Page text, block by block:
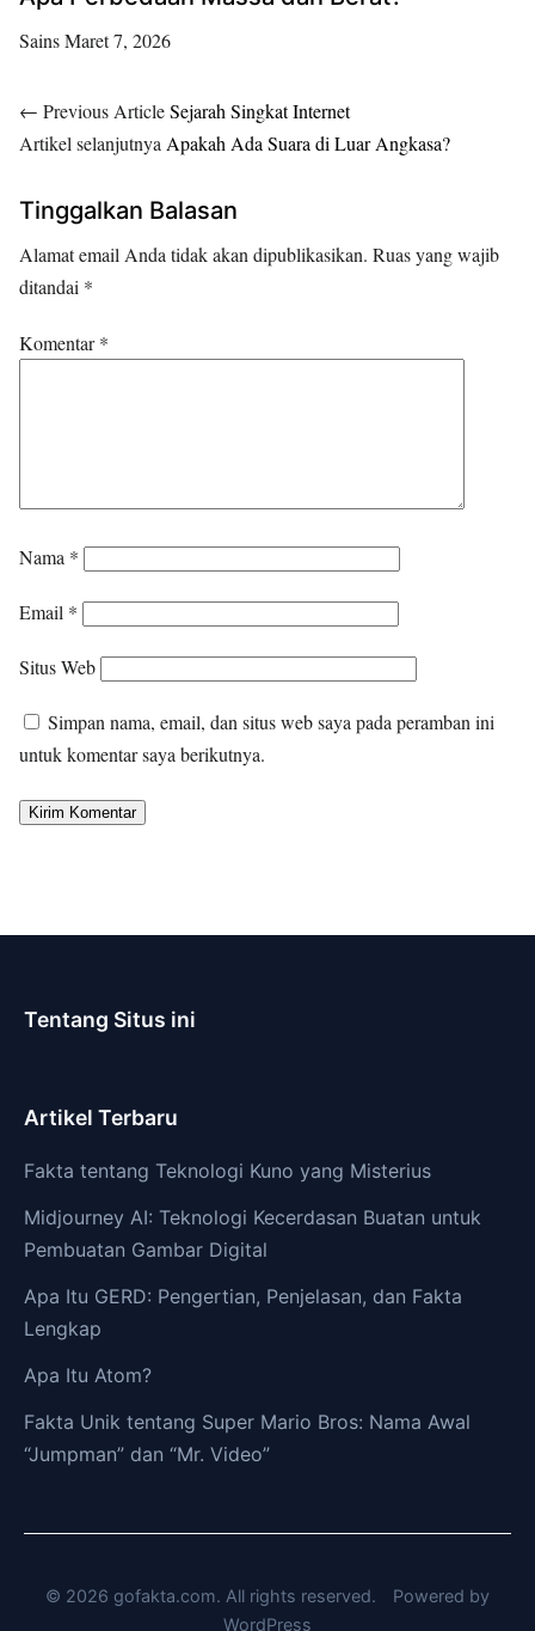
SainsMaret 7, 2026
← Previous ArticleSejarah Singkat Internet
Artikel selanjutnyaApakah Ada Suara di Luar Angkasa?
Tinggalkan Balasan
Alamat email Anda tidak akan dipublikasikan. Ruas yang wajib
ditandai *
Komentar*
Nama *
Email *
Situs Web
Simpan nama, email, dan situs web saya pada peramban ini
untuk komentar saya berikutnya.
Tentang Situs ini
Artikel Terbaru
Fakta tentang Teknologi Kuno yang Misterius
Midjourney AI: Teknologi Kecerdasan Buatan untuk
Pembuatan Gambar Digital
Apa Itu GERD: Pengertian, Penjelasan, dan Fakta
Lengkap
Apa Itu Atom?
Fakta Unik tentang Super Mario Bros: Nama Awal
“Jumpman” dan “Mr. Video”
© 2026 gofakta.com. All rights reserved.
Powered by
WordPress